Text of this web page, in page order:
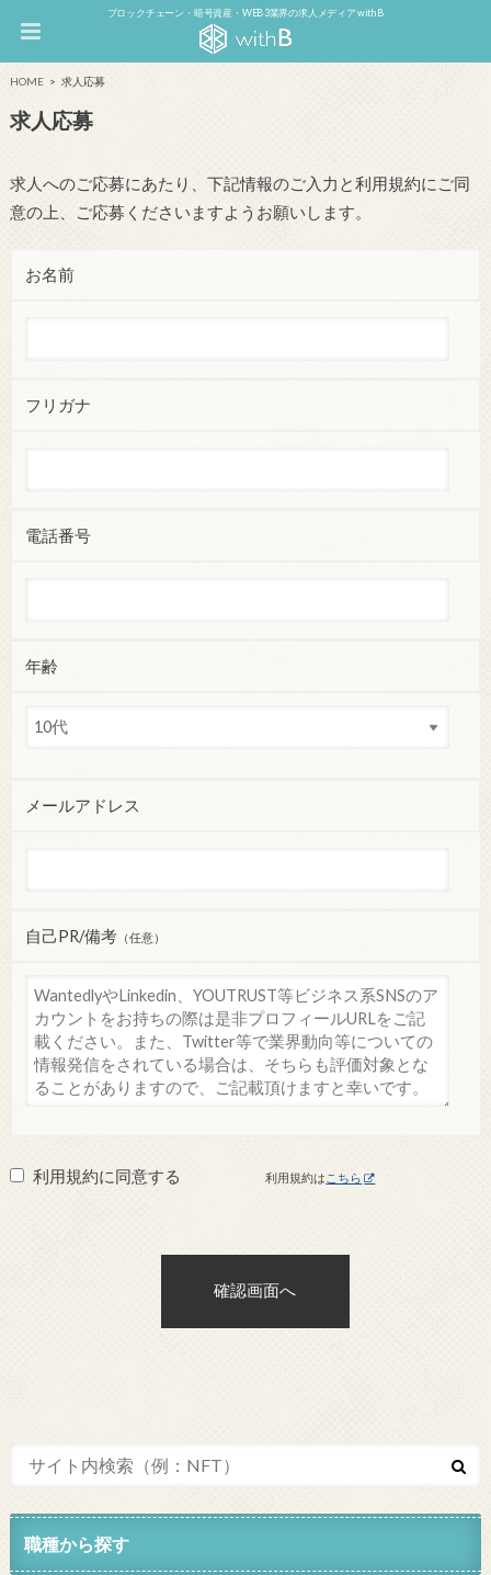
ブロックチェーン・暗号資産・WEB3業界の求人メディア withB
HOME 求人応募
求人応募
求人へのご応募にあたり、下記情報のご入力と利用規約にご同
意の上、ご応募くださいますようお願いします。
お名前
フリガナ
電話番号
年齢
メールアドレス
自己PR/備考（任意）
利用規約に同意する 利用規約は こちら
職種から探す